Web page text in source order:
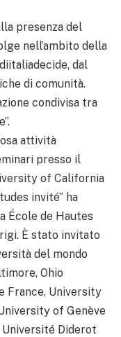
presenza del
nell’ambito della
dal
di comunità.
condivisa tra
attività
presso il
of California
invité” ha
École de Hautes
È stato invitato
del mondo
Ohio
France, University
of Genève
Université Diderot